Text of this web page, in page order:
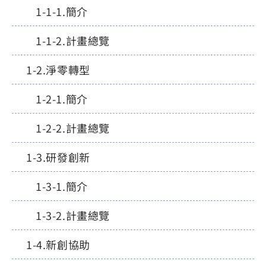
簡介
計畫總覽
淨零轉型
簡介
計畫總覽
研發創新
簡介
計畫總覽
新創協助